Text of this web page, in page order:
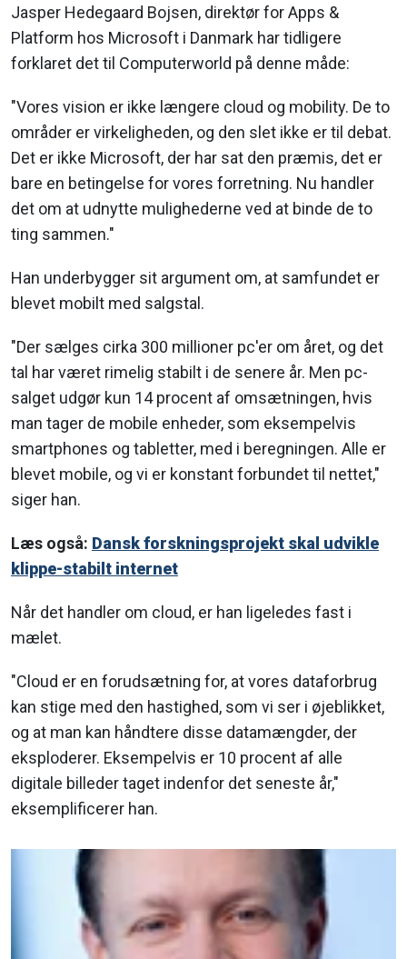
Jasper Hedegaard Bojsen, direktør for Apps &
Platform hos Microsoft i Danmark har tidligere
forklaret det til Computerworld på denne måde:
"Vores vision er ikke længere cloud og mobility. De to
områder er virkeligheden, og den slet ikke er til debat.
Det er ikke Microsoft, der har sat den præmis, det er
bare en betingelse for vores forretning. Nu handler
det om at udnytte mulighederne ved at binde de to
ting sammen."
Han underbygger sit argument om, at samfundet er
blevet mobilt med salgstal.
"Der sælges cirka 300 millioner pc'er om året, og det
tal har været rimelig stabilt i de senere år. Men pc-
salget udgør kun 14 procent af omsætningen, hvis
man tager de mobile enheder, som eksempelvis
smartphones og tabletter, med i beregningen. Alle er
blevet mobile, og vi er konstant forbundet til nettet,"
siger han.
Læs også: Dansk forskningsprojekt skal udvikle
klippe-stabilt internet
Når det handler om cloud, er han ligeledes fast i
mælet.
"Cloud er en forudsætning for, at vores dataforbrug
kan stige med den hastighed, som vi ser i øjeblikket,
og at man kan håndtere disse datamængder, der
eksploderer. Eksempelvis er 10 procent af alle
digitale billeder taget indenfor det seneste år,"
eksemplificerer han.